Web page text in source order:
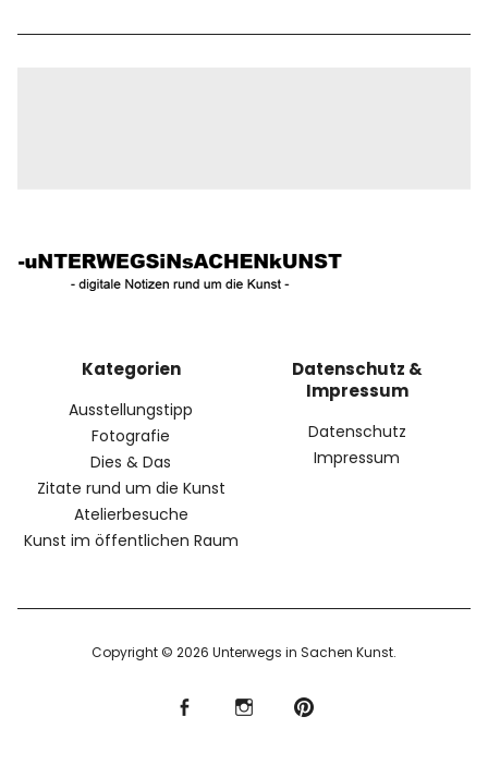
Kategorien
Ausstellungstipp
Fotografie
Dies & Das
Zitate rund um die Kunst
Atelierbesuche
Kunst im öffentlichen Raum
Datenschutz &
Impressum
Datenschutz
Impressum
Copyright © 2026 Unterwegs in Sachen Kunst